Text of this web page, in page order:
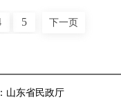
5 下一页
山东省民政厅